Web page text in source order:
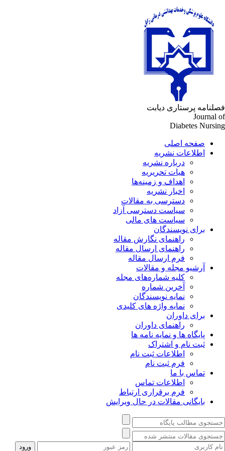
پرستاری دیابت
Journal
Diabetes
صفحه اصلی
اطلاعات نشریه
درباره نشریه
هیات تحریریه
اهداف و زمینه‌ها
اخبار نشریه
دسترسی به مقالات
سیاست دسترسی آزاد
سیاست های مالی
برای نویسندگان
راهنمای نگارش مقاله
راهنمای ارسال مقاله
فرم ارسال مقاله
آرشیو مجله و مقالات
کلیه شماره‌های مجله
آخرین شماره
نمایه نویسندگان
نمایه واژه های کلیدی
برای داوران
راهنمای داوران
پایگاه ها و نمایه نامه ها
ثبت نام و اشتراک
اطلاعات ثبت نام
فرم ثبت نام
تماس با ما
اطلاعات تماس
فرم برقراری ارتباط
بایگانی مقالات در حال ویرایش